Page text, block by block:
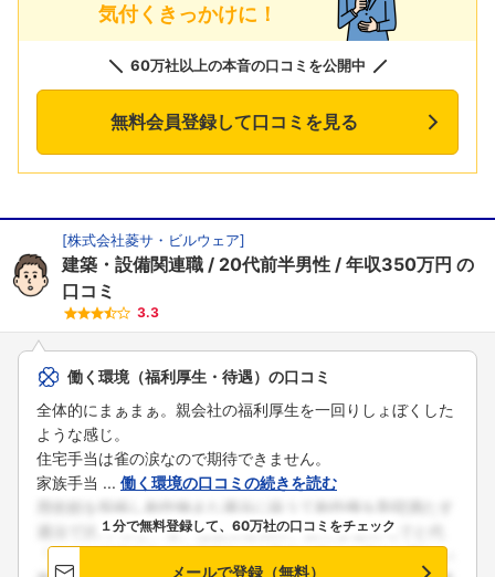
気付くきっかけに！
60万社以上の本音の口コミを公開中
無料会員登録して口コミを見る
[株式会社菱サ・ビルウェア]
建築・設備関連職 20代前半男性 年収350万円 の
口コミ
3.3
働く環境（福利厚生・待遇）の口コミ
全体的にまぁまぁ。親会社の福利厚生を一回りしょぼくした
ような感じ。
住宅手当は雀の涙なので期待できません。
家族手当 ... 働く環境の口コミの続きを読む
１分で無料登録して、60万社の口コミをチェック
メールで登録（無料）